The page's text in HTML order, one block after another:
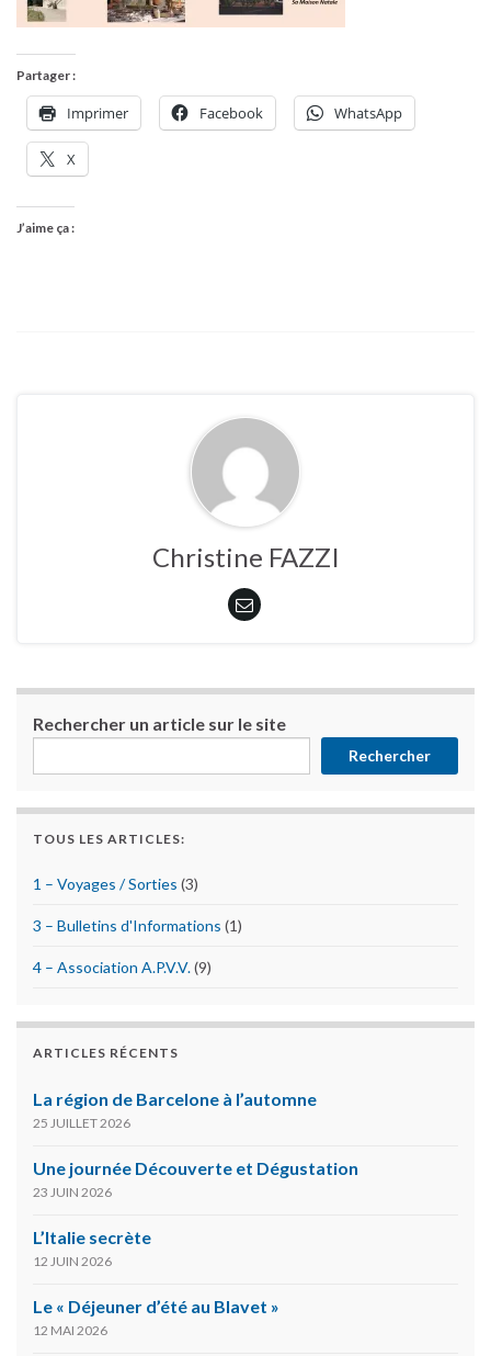
Partager :
Imprimer Facebook WhatsApp
X
J’aime ça :
Christine FAZZI
Rechercher un article sur le site
Rechercher
TOUS LES ARTICLES:
1 – Voyages / Sorties (3)
3 – Bulletins d'Informations (1)
4 – Association A.P.V.V.(9)
ARTICLES RÉCENTS
La région de Barcelone à l’automne
25 JUILLET 2026
Une journée Découverte et Dégustation
23 JUIN 2026
L’Italie secrète
12 JUIN 2026
Le « Déjeuner d’été au Blavet »
12 MAI 2026